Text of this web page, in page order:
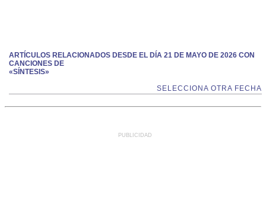
ARTÍCULOS RELACIONADOS DESDE EL DÍA 21 DE MAYO DE 2026 CON
CANCIONES DE
«SÍNTESIS»
SELECCIONA OTRA FECHA
PUBLICIDAD